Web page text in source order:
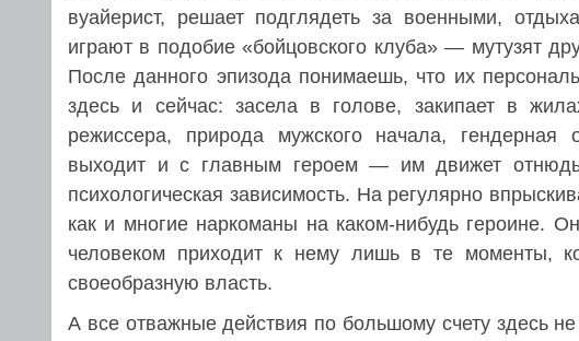
вуайерист, решает подглядеть за военными,
играют в подобие «бойцовского клуба» — мутузят
После данного эпизода понимаешь, что их
здесь и сейчас: засела в голове, закипает в
режиссера, природа мужского начала, гендерная
выходит и с главным героем — им движет отнюдь
психологическая зависимость. На регулярно
как и многие наркоманы на каком-нибудь героине.
человеком приходит к нему лишь в те моменты,
своеобразную власть.
А все отважные действия по большому счету здесь